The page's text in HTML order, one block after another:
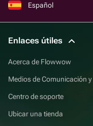
Español
Enlaces útiles
Acerca de Flowwow
Medios de Comunicación
Centro de soporte
Ubicar una tienda